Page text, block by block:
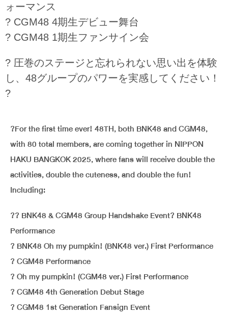
ォーマンス
? CGM48 4期生デビュー舞台
? CGM48 1期生ファンサイン会
? 圧巻のステージと忘れられない思い出を体験
し、48グループのパワーを実感してください！
?
?For the first time ever! 48TH, both BNK48 and CGM48,
with 80 total members, are coming together in NIPPON
HAKU BANGKOK 2025, where fans will receive double the
activities, double the cuteness, and double the fun!
Including:
?? BNK48 & CGM48 Group Handshake Event? BNK48
Performance
? BNK48 Oh my pumpkin! (BNK48 ver.) First Performance
? CGM48 Performance
? Oh my pumpkin! (CGM48 ver.) First Performance
? CGM48 4th Generation Debut Stage
? CGM48 1st Generation Fansign Event